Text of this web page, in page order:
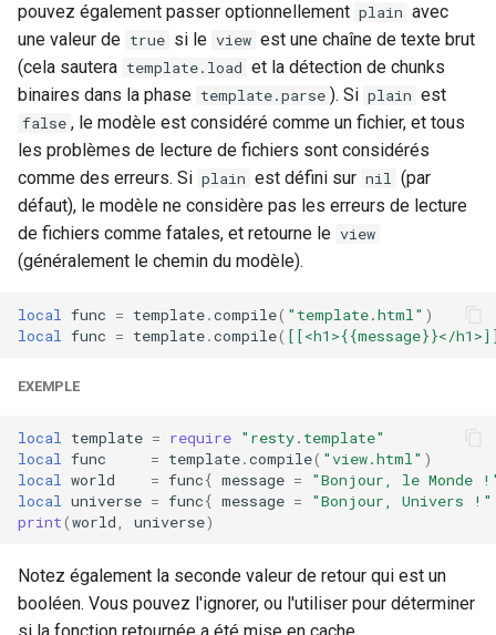
pouvez également passer optionnellement plain avec
une valeur de true si le view est une chaîne de texte brut
(cela sautera template.load et la détection de chunks
binaires dans la phase template.parse ). Si plain est
false , le modèle est considéré comme un fichier, et tous
les problèmes de lecture de fichiers sont considérés
comme des erreurs. Si plain est défini sur nil (par
défaut), le modèle ne considère pas les erreurs de lecture
de fichiers comme fatales, et retourne le view
(généralement le chemin du modèle).
local func = template.compile( "template.html" )
local
func = template.compile( [[<h1>{{message}}</
EXEMPLE
local template = require "resty.template"
local
func = template.compile( "view.html" )
local
world = func{ message =
"Bonjour, le Monde
local
universe = func{ message =
"Bonjour, Univers !"
print(world universe)
Notez également la seconde valeur de retour qui est un
booléen. Vous pouvez l'ignorer, ou l'utiliser pour déterminer